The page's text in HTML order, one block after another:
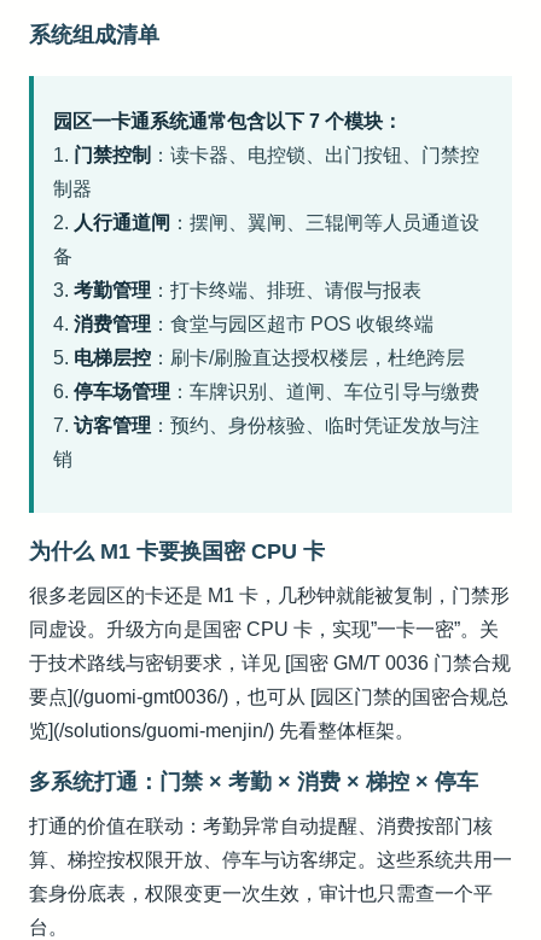
系统组成清单
园区一卡通系统通常包含以下 7 个模块：
1. 门禁控制 ：读卡器、电控锁、出门按钮、门禁控
制器
2. 人行通道闸 ：摆闸、翼闸、三辊闸等人员通道设
备
3. 考勤管理 ：打卡终端、排班、请假与报表
4. 消费管理 ：食堂与园区超市 POS 收银终端
5. 电梯层控 ：刷卡/刷脸直达授权楼层，杜绝跨层
6. 停车场管理 ：车牌识别、道闸、车位引导与缴费
7. 访客管理 ：预约、身份核验、临时凭证发放与注
销
为什么 M1 卡要换国密 CPU 卡
很多老园区的卡还是 M1 卡，几秒钟就能被复制，门禁形
同虚设。升级方向是国密 CPU 卡，实现”一卡一密”。关
于技术路线与密钥要求，详见 [国密 GM/T 0036 门禁合规
要点](/guomi-gmt0036/)，也可从 [园区门禁的国密合规总
览](/solutions/guomi-menjin/) 先看整体框架。
多系统打通：门禁 × 考勤 × 消费 × 梯控 × 停车
打通的价值在联动：考勤异常自动提醒、消费按部门核
算、梯控按权限开放、停车与访客绑定。这些系统共用一
套身份底表，权限变更一次生效，审计也只需查一个平
台。